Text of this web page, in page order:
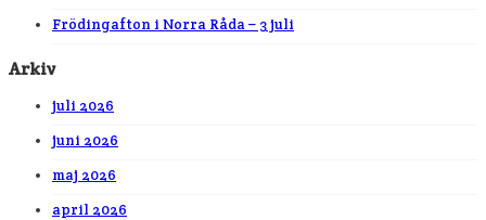
Frödingafton i Norra Råda – 3 juli
Arkiv
juli 2026
juni 2026
maj 2026
april 2026